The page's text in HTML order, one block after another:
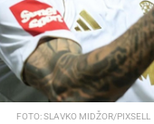
FOTO: SLAVKO MIDŽOR/PIXSELL